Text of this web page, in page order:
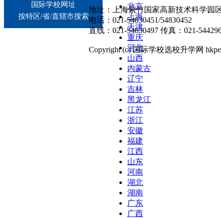
国际学校网址
按特区/省/直辖市搜索
北京
上海
天津
重庆
河北
山西
内蒙古
辽宁
吉林
黑龙江
江苏
浙江
安徽
福建
江西
山东
河南
湖北
湖南
广东
广西
地址：上海紫竹国家高新技术科学园
电话：021-54830451/54830452
直线：021-54830497 传真：021-
Copyright (c) 国际学校选校升学网